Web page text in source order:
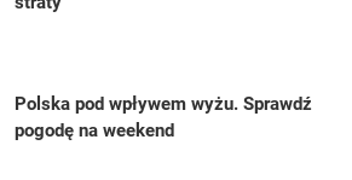
Polska pod wpływem wyżu. Sprawdź
pogodę na weekend